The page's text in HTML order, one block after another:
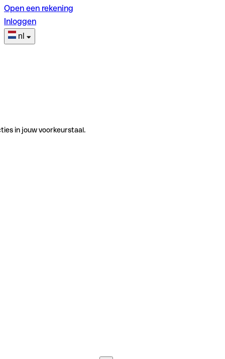
Open een rekening
Inloggen
nl
in jouw voorkeurstaal.